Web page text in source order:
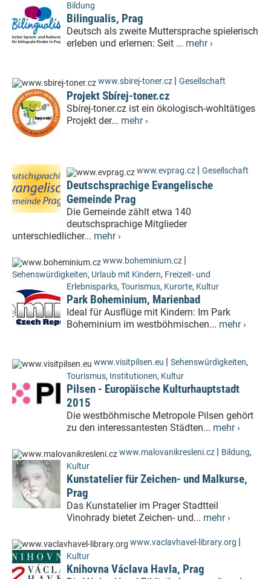
Bildung
Bilingualis, Prag
Deutsch als zweite Muttersprache spielerisch
erleben und erlernen: Seit ... mehr ›
www.sbirej-toner.cz | Gesellschaft
Projekt Sbírej-toner.cz
Sbírej-toner.cz ist ein ökologisch-wohltätiges
Projekt der... mehr ›
www.evprag.cz | Gesellschaft
Deutschsprachige Evangelische
Gemeinde Prag
Die Gemeinde zählt etwa 140
deutschsprachige Mitglieder
unterschiedlicher... mehr ›
www.boheminium.cz |
Sehenswürdigkeiten, Urlaub mit Kindern, Freizeit- und
Erlebnisparks, Tourismus, Kurorte, Kultur
Park Boheminium, Marienbad
Ideal für Ausflüge mit Kindern: Im Park
Boheminium im westböhmischen... mehr ›
www.visitpilsen.eu | Sehenswürdigkeiten,
Tourismus, Institutionen, Kultur
Pilsen - Europäische Kulturhauptstadt
2015
Die westböhmische Metropole Pilsen gehört
zu den interessantesten Städten... mehr ›
www.malovanikresleni.cz | Bildung,
Kultur
Kunstatelier für Zeichen- und Malkurse,
Prag
Das Kunstatelier im Prager Stadtteil
Vinohrady bietet Zeichen- und... mehr ›
www.vaclavhavel-library.org |
Kultur
Knihovna Václava Havla, Prag